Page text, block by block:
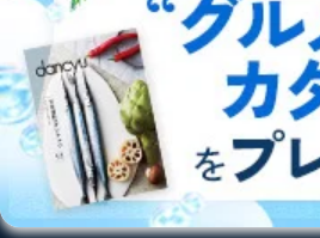
分の切手でお支払いいただく
E.開示等の求めに対する回答方法
申請者の申請書面記載宛に書面（e
て回答いたします。書面以外での
望される方は、手続き時にその旨
F.非開示事由について
以下の(1)～(7)に該当する場合は、
だきます。非開示を決定した場合
記して通知いたします。
利用規約プライバシーポリシー 特定商取引法に基
投資家の皆様へサイト
©︎2002 FUJISAN MAGAZINE